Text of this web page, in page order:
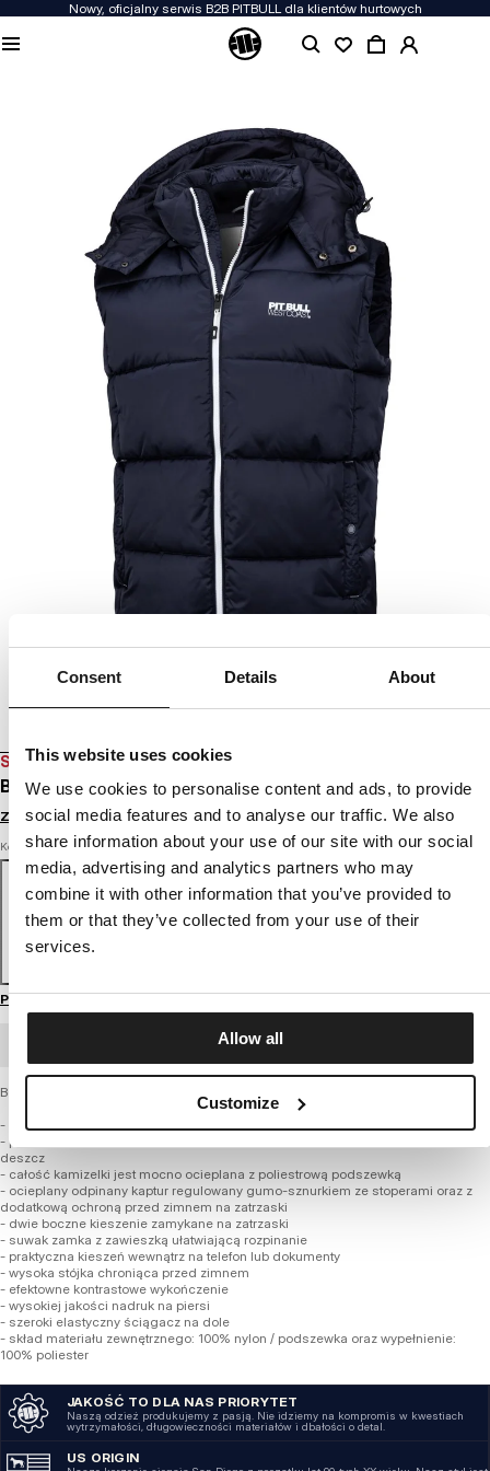
Consent Details About
This website uses cookies
We use cookies to personalise content and ads, to provide
social media features and to analyse our traffic. We also
share information about your use of our site with our social
media, advertising and analytics partners who may
combine it with other information that you’ve provided to
them or that they’ve collected from your use of their
services.
Allow all
Customize
Nowy, oficjalny serwis B2B PITBULL dla klientów hurtowych
SALE
BEZRĘKAWNIK WALPEN II
Zaloguj się by zobaczyć ceny
Kolor: navy
Przewodnik po rozmiarach
Bezrękawnik z najnowszej kolekcji firmy PIT BULL WEST COAST – Walpen II
- klasyczny uniwersalny luźniejszy fason
- pikowany i wykonany z wysokiej jakości nylonowej tkaniny odpornej na wiatr i
deszcz
- całość kamizelki jest mocno ocieplana z poliestrową podszewką
- ocieplany odpinany kaptur regulowany gumo-sznurkiem ze stoperami oraz z
dodatkową ochroną przed zimnem na zatrzaski
- dwie boczne kieszenie zamykane na zatrzaski
- suwak zamka z zawieszką ułatwiającą rozpinanie
- praktyczna kieszeń wewnątrz na telefon lub dokumenty
- wysoka stójka chroniąca przed zimnem
- efektowne kontrastowe wykończenie
- wysokiej jakości nadruk na piersi
- szeroki elastyczny ściągacz na dole
- skład materiału zewnętrznego: 100% nylon / podszewka oraz wypełnienie:
100% poliester
JAKOŚĆ TO DLA NAS PRIORYTET
Naszą odzież produkujemy z pasją. Nie idziemy na kompromis w kwestiach
wytrzymałości, długowieczności materiałów i dbałości o detal.
US ORIGIN